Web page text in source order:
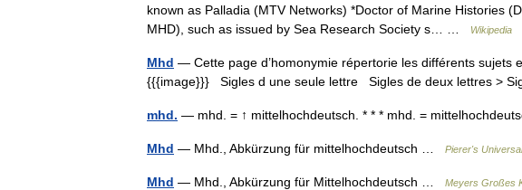
known as Palladia (MTV Networks) *Doctor of Marine Histories
MHD), such as issued by Sea Research Society s… …
Wikipedia
Mhd — Cette page d’homonymie répertorie les différents sujets
{{{image}}} Sigles d une seule lettre Sigles de deux lettres >
mhd. — mhd. = ↑ mittelhochdeutsch. * * * mhd. =
Mhd — Mhd., Abkürzung für mittelhochdeutsch … Pierer's
Mhd — Mhd., Abkürzung für Mittelhochdeutsch … Meyers Großes